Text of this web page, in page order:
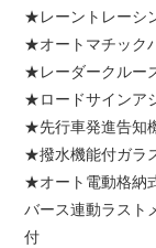
★レーントレーシ
★オートマチック
★レーダークルー
★ロードサインア
★先行車発進告知
★撥水機能付ガラ
★オート電動格納
バース連動ラスト
付